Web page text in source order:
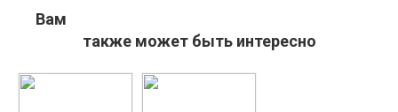
Вам
также может быть интересно